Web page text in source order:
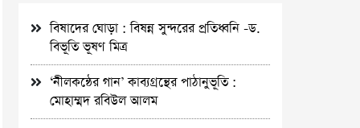
বিষাদের ঘোড়া : বিষন্ন সুন্দরের প্রতিধ্বনি -ড.
বিভূতি ভূষণ মিত্র
‘নীলকন্ঠের গান’ কাব্যগ্রন্থের পাঠানুভূতি :
মোহাম্মদ রবিউল আলম